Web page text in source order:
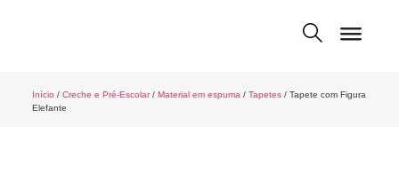
Início / Creche e Pré-Escolar/ Material em espuma / Tapetes/ Tapete com Figura
Elefante